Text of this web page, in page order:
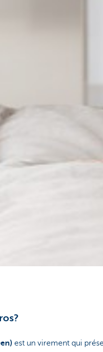
est un virement qui